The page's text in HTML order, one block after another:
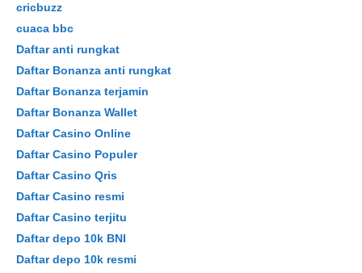
cricbuzz
cuaca bbc
Daftar anti rungkat
Daftar Bonanza anti rungkat
Daftar Bonanza terjamin
Daftar Bonanza Wallet
Daftar Casino Online
Daftar Casino Populer
Daftar Casino Qris
Daftar Casino resmi
Daftar Casino terjitu
Daftar depo 10k BNI
Daftar depo 10k resmi